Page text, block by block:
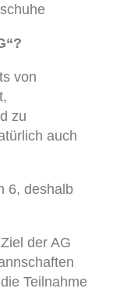
von
zu
auch
6, deshalb
der AG
Teilnahme